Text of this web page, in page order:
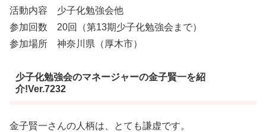
活動内容 少子化勉強会他
参加回数 20回（第13期少子化勉強会まで）
参加場所 神奈川県（厚木市）
少子化勉強会のマネージャーの金子賢一を紹
介!Ver.7232
金子賢一さんの人柄は、とても謙虚です。